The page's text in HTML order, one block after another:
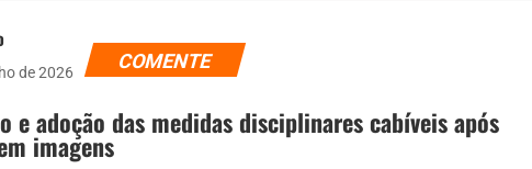
de 2026 COMENTE
e adoção das medidas disciplinares cabíveis após
imagens